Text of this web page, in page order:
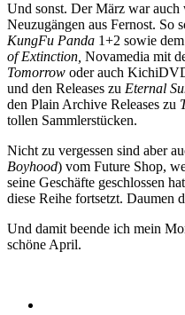
Und sonst. Der März war
Neuzugängen aus Fernost. So
KungFu Panda 1+2 sowie
of Extinction, Novamedia mit
Tomorrow oder auch
und den Releases zu Eternal
den Plain Archive Releases zu
tollen Sammlerstücken.
Nicht zu vergessen sind aber
Boyhood) vom Future Shop,
seine Geschäfte geschlossen
diese Reihe fortsetzt. Daumen
Und damit beende ich mein
schöne April.